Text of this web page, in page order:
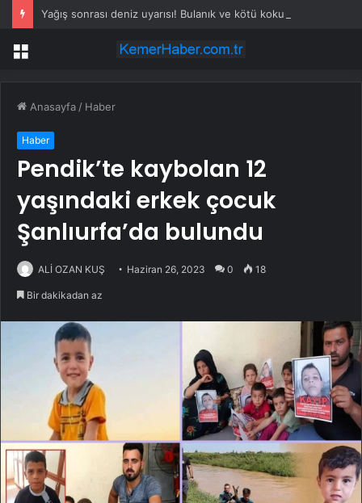
Menü
Anasayfa / Haber
Haber
Pendik’te kaybolan 12
yaşındaki erkek çocuk
Şanlıurfa’da bulundu
ALİ OZAN KUŞ Haziran 26, 2023 0 18
Bir dakikadan az